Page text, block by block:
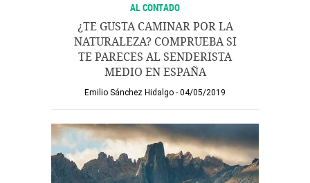
AL CONTADO
¿TE GUSTA CAMINAR POR LA
NATURALEZA? COMPRUEBA SI
TE PARECES AL SENDERISTA
MEDIO EN ESPAÑA
Emilio Sánchez Hidalgo 04/05/2019